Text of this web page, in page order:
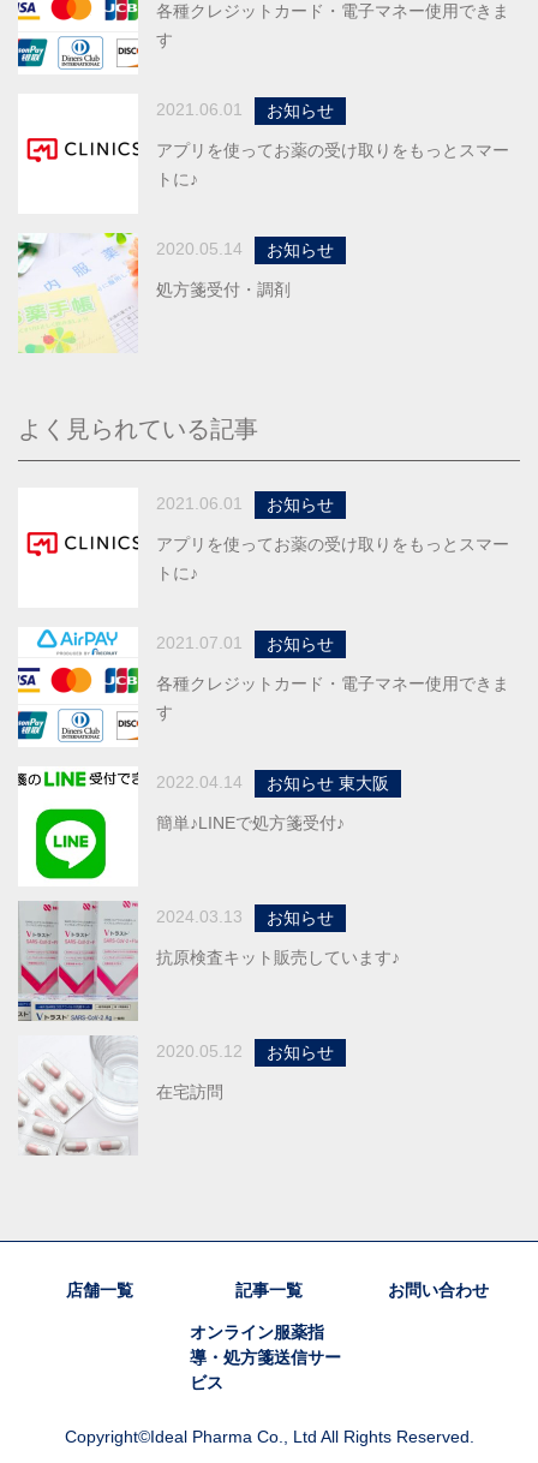
各種クレジットカード・電子マネー使用できま
す
2021.06.01 お知らせ
アプリを使ってお薬の受け取りをもっとスマー
トに♪
2020.05.14 お知らせ
処方箋受付・調剤
よく見られている記事
2021.06.01 お知らせ
アプリを使ってお薬の受け取りをもっとスマー
トに♪
2021.07.01 お知らせ
各種クレジットカード・電子マネー使用できま
す
2022.04.14 お知らせ 東大阪
簡単♪LINEで処方箋受付♪
2024.03.13 お知らせ
抗原検査キット販売しています♪
2020.05.12 お知らせ
在宅訪問
店舗一覧 記事一覧 お問い合わせ
オンライン服薬指
導・処方箋送信サー
ビス
Copyright©Ideal Pharma Co., Ltd All Rights Reserved.